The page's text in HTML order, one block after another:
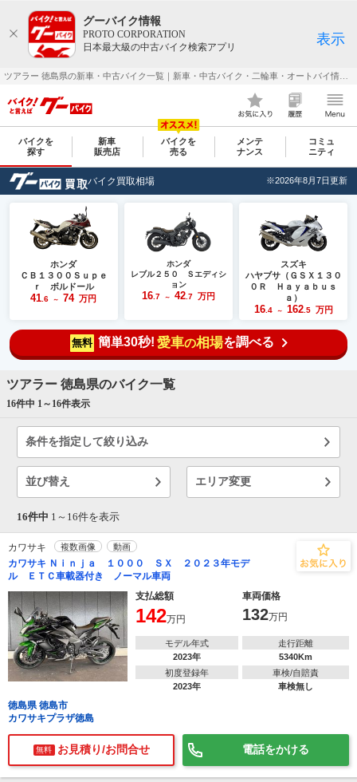
グーバイク情報
PROTO CORPORATION
日本最大級の中古バイク検索アプリ
表示
バイクを
探す
新車
販売店
バイクを
売る
メンテ
ナンス
コミュ
ニティ
バイク買取相場 ※2026年8月7日更新
ホンダ
ＣＢ１３００Ｓｕｐｅ
ｒ ボルドール
41 .6 ～ 74 万円
ホンダ
レブル２５０ Ｓエディシ
ョン
16 .7 ～ 42 .7 万円
スズキ
ハヤブサ（ＧＳＸ１３０
０Ｒ Ｈａｙａｂｕｓ
ａ）
16.4 ～ 162.5 万円
無料 簡単30秒! 愛車の相場を調べる
ツアラー 徳島県のバイク一覧
16件中 1～ 16件表示
条件を指定して絞り込み
並び替え エリア変更
16件中 1～ 16件を表示
カワサキ 複数画像 動画
カワサキ Ｎｉｎｊａ １０００ ＳＸ ２０２３年モデ
ル ＥＴＣ車載器付き ノーマル車両
支払総額
車両価格
142万円 132万円
モデル年式
2023年
走行距離
5340Km
初度登録年
2023年
車検/自賠責
車検無し
徳島県 徳島市
カワサキプラザ徳島
無料 お見積り/お問合せ 電話をかける